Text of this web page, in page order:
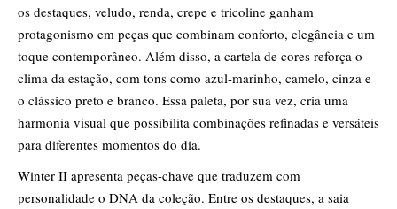
os destaques, veludo, renda, crepe e tricoline ganham
protagonismo em peças que combinam conforto, elegância e um
toque contemporâneo. Além disso, a cartela de cores reforça o
clima da estação, com tons como azul-marinho, camelo, cinza e
o clássico preto e branco. Essa paleta, por sua vez, cria uma
harmonia visual que possibilita combinações refinadas e versáteis
para diferentes momentos do dia.
Winter II apresenta peças-chave que traduzem com
personalidade o DNA da coleção. Entre os destaques, a saia